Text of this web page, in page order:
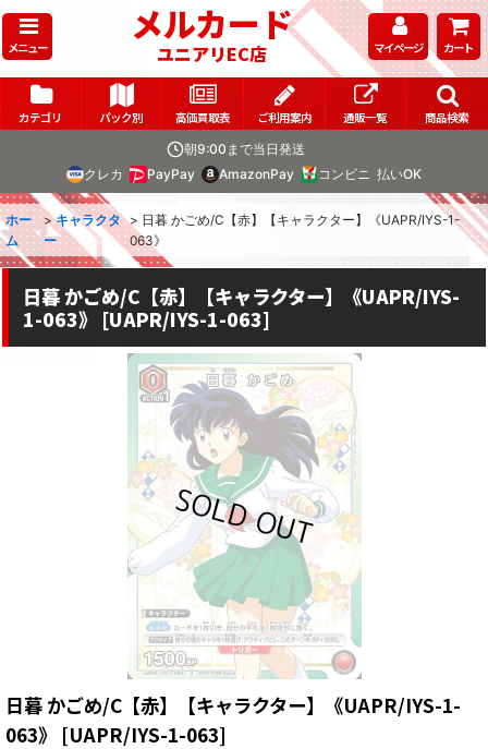
メニュー メルカード
ユニアリEC店 マイページ カート
カテゴリ パック別 高価買取表 ご利用案内 通販一覧
商品検索
朝9:00まで当日発送
クレカ
PayPay AmazonPay コンビニ 払いOK
ホー
ム
> キャラクタ
ー
> 日暮 かごめ/C【赤】【キャラクター】《UAPR/IYS-1-
063》
日暮 かごめ/C【赤】【キャラクター】《UAPR/IYS-
1-063》 [UAPR/IYS-1-063]
日暮 かごめ/C【赤】【キャラクター】《UAPR/IYS-1-
063》 [UAPR/IYS-1-063]